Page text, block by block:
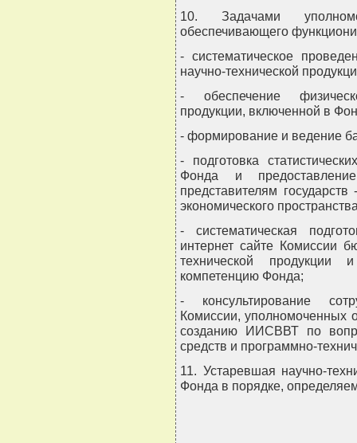
10. Задачами
обеспечивающего
- систематическое
научно-технической
- обеспечение
продукции, включенной в
- формирование и ведение
- подготовка
Фонда и
представителям
экономического
- систематическая
интернет сайте Комиссии
технической
компетенцию Фонда;
- консультирование
Комиссии, уполномоченных
созданию ИИСВВТ по
средств и программно-
11. Устаревшая научно-
Фонда в порядке,